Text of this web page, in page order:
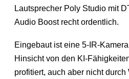
Lautsprecher Poly Studio mit
Audio Boost recht ordentlich.
Eingebaut ist eine 5-IR-
Hinsicht von den KI-
profitiert, auch aber nicht